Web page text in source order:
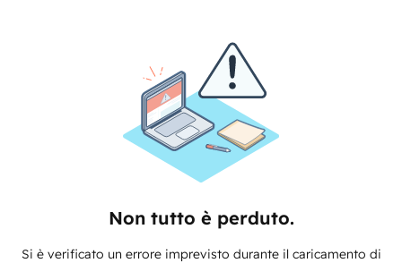
Non tutto è perduto.
Si è verificato un errore imprevisto durante il caricamento di